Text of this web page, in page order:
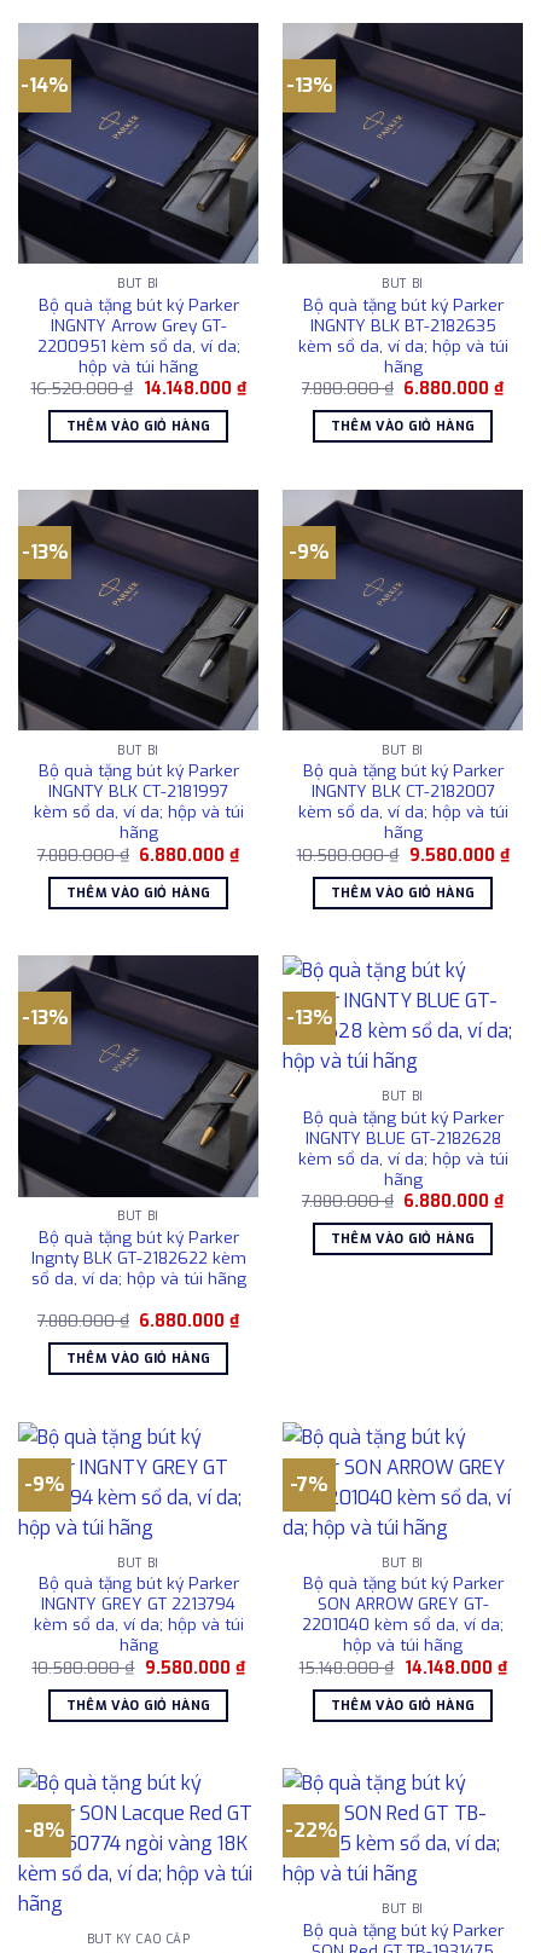
-14%
BÚT BI
Bộ quà tặng bút ký Parker
INGNTY Arrow Grey GT-
2200951 kèm sổ da, ví da;
hộp và túi hãng
16.520.000₫ Giá
là:
16.520.000 ₫.
14.148.000 ₫Giá
hiện
14.148.000 ₫.
THÊM VÀO GIỎ HÀNG
-13%
BÚT BI
Bộ quà tặng bút ký Parker
INGNTY BLK BT-2182635
kèm sổ da, ví da; hộp và túi
hãng
7.880.000₫ Giá
là:
7.880.000 ₫.
6.880.000₫Giá
hiện
THÊM VÀO GIỎ HÀNG
-13%
BÚT BI
Bộ quà tặng bút ký Parker
INGNTY BLK CT-2181997
kèm sổ da, ví da; hộp và túi
hãng
7.880.000₫ Giá
là:
7.880.000 ₫.
6.880.000₫Giá
hiện
6.880.000 ₫.
THÊM VÀO GIỎ HÀNG
-9%
BÚT BI
Bộ quà tặng bút ký Parker
INGNTY BLK CT-2182007
kèm sổ da, ví da; hộp và túi
hãng
10.580.000₫ Giá
là:
10.580.000 ₫.
9.580.000 ₫Giá
hiện
THÊM VÀO GIỎ HÀNG
-13%
BÚT BI
Bộ quà tặng bút ký Parker
Ingnty BLK GT-2182622 kèm
sổ da, ví da; hộp và túi hãng
7.880.000₫ Giá
là:
7.880.000 ₫.
6.880.000₫Giá
THÊM VÀO GIỎ HÀNG
-13%
BÚT BI
Bộ quà tặng bút ký Parker
INGNTY BLUE GT-2182628
kèm sổ da, ví da; hộp và túi
hãng
7.880.000₫ Giá
là:
7.880.000 ₫.
6.880.000₫Giá
hiện
THÊM VÀO GIỎ HÀNG
-9%
BÚT BI
Bộ quà tặng bút ký Parker
INGNTY GREY GT 2213794
kèm sổ da, ví da; hộp và túi
hãng
10.580.000₫ Giá
là:
10.580.000 ₫.
9.580.000 ₫Giá
hiện
9.580.000 ₫.
THÊM VÀO GIỎ HÀNG
-7%
BÚT BI
Bộ quà tặng bút ký Parker
SON ARROW GREY GT-
2201040 kèm sổ da, ví da;
hộp và túi hãng
15.148.000₫ Giá
là:
15.148.000 ₫.
14.148.000 ₫Giá
hiện
THÊM VÀO GIỎ HÀNG
-8%
BÚT KÝ CAO CẤP
-22%
BÚT BI
Bộ quà tặng bút ký Parker